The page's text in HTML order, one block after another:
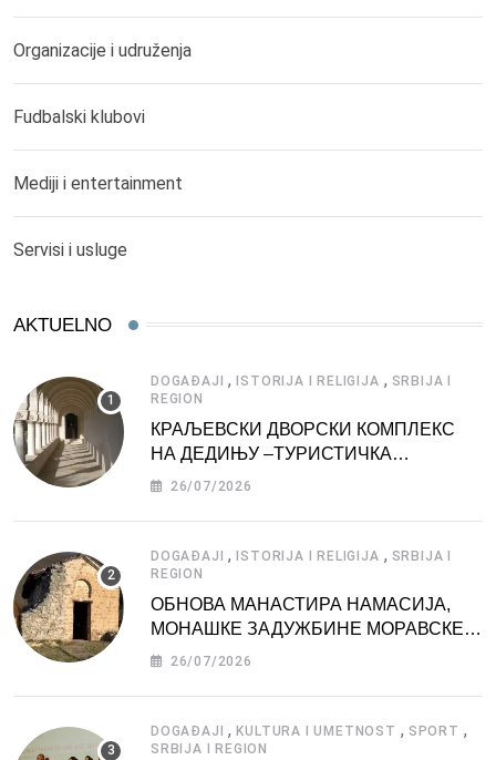
Organizacije i udruženja
Fudbalski klubovi
Mediji i entertainment
Servisi i usluge
AKTUELNO
DOGAĐAJI ,ISTORIJA I RELIGIJA , SRBIJA I
REGION
КРАЉЕВСКИ ДВОРСКИ КОМПЛЕКС
НА ДЕДИЊУ –ТУРИСТИЧКА
АТРАКЦИЈА
26/07/2026
DOGAĐAJI ,ISTORIJA I RELIGIJA , SRBIJA I
REGION
ОБНОВА МАНАСТИРА НАМАСИЈА,
МОНАШКЕ ЗАДУЖБИНЕ МОРАВСКЕ
СРБИЈЕ
26/07/2026
DOGAĐAJI ,KULTURA I UMETNOST , SPORT ,
SRBIJA I REGION